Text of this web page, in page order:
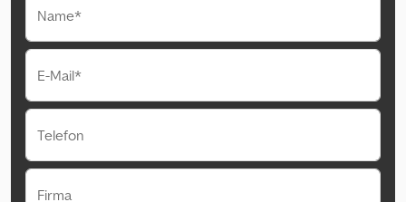
Name*
E-Mail*
Telefon
Firma